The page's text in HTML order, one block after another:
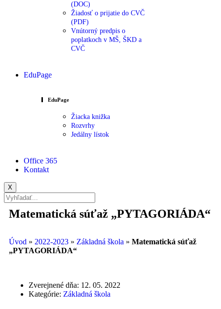
(DOC)
Žiadosť o prijatie do CVČ
(PDF)
Vnútorný predpis o
poplatkoch v MŠ, ŠKD a
CVČ
EduPage
EduPage
Žiacka knižka
Rozvrhy
Jedálny lístok
Office 365
Kontakt
X
Matematická súťaž „PYTAGORIÁDA“
Úvod » 2022-2023 » Základná škola » Matematická súťaž
„PYTAGORIÁDA“
Zverejnené dňa: 12. 05. 2022
Kategórie: Základná škola